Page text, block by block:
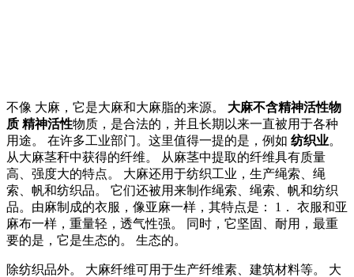
不像 大麻，它是大麻和大麻脂的来源。 大麻不含精神活性物
质 精神活性物质，是合法的，并且长期以来一直被用于各种
用途。 在许多工业部门。这里值得一提的是，例如 纺织业。
从大麻茎秆中获得的纤维。 从麻茎中提取的纤维具有质量
高、强度大的特点。 大麻还用于纺织工业，生产绳索、绳
索、帆和纺织品。 它们还被用来制作绳索、绳索、帆和纺织
品。由麻制成的衣服，像亚麻一样，其特点是： 1． 衣服和亚
麻布一样，重量轻，透气性强。 同时，它坚固、耐用，最重
要的是，它是生态的。 生态的。
除纺织品外。 大麻纤维可用于生产纤维素、建筑材料等。 大